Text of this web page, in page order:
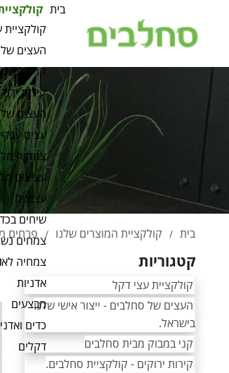
בית
העצים של
קני
קירות
העצים
עצים
צמחיה
עציצים
עציצים
שיחים
צמחים
צמחיה
אדניות
מבצעים
כדים
דקלים
בית / קולקציית המוצרים שלנו / פרחים
קטגוריות
קולקציית עצי דקל
העצים של סחלבים - ייצור אישי שלנו
בישראל.
קני במבוק מבית סחלבים
קירות ירוקים - קולקציית סחלבים.